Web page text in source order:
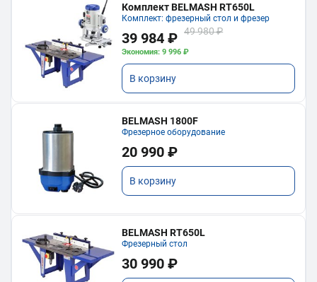
Комплект BELMASH RT650L
Комплект: фрезерный стол и фрезер
39 984 ₽ 49 980 ₽
Экономия: 9 996 ₽
В корзину
BELMASH 1800F
Фрезерное оборудование
20 990 ₽
В корзину
BELMASH RT650L
Фрезерный стол
30 990 ₽